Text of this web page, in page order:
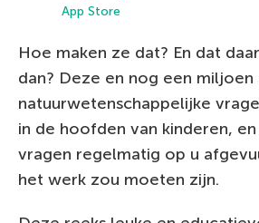
App Store
Hoe maken ze dat? En dat
dan? Deze en nog een miljoen
natuurwetenschappelijke
in de hoofden van kinderen,
vragen regelmatig op u
het werk zou moeten zijn.